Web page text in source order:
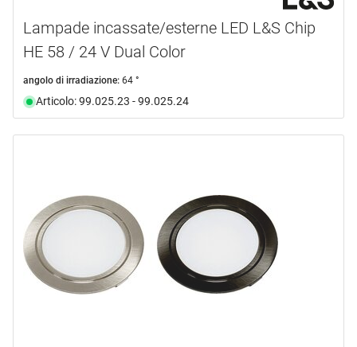
Lampade incassate/esterne LED L&S Chip
HE 58 / 24 V Dual Color
angolo di irradiazione: 64 °
Articolo: 99.025.23 - 99.025.24